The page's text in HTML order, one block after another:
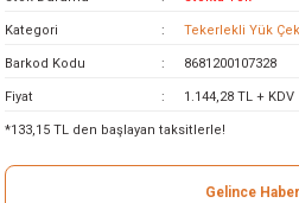
Testereler
Kategori Tekerlekli Yük
Barkod Kodu 8681200107328
Fiyat 1.144,28 TL + KDV
*133,15 TL den başlayan taksitlerle!
Gelince